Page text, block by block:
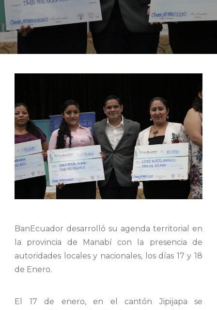
BanEcuador desarrolló su agenda territorial en
la provincia de Manabí con la presencia de
autoridades locales y nacionales, los días 17 y 18
de Enero.
El 17 de enero, en el cantón Jipijapa se